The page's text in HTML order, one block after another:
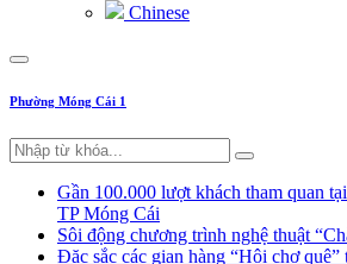
Chinese
Phường Móng Cái 1
Gần 100.000 lượt khách tham quan
TP Móng Cái
Sôi động chương trình nghệ thuật
Đặc sắc các gian hàng “Hội chợ